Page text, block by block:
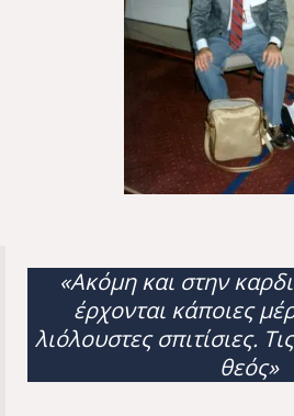
«Ακόμη και στην
έρχονται κάποιες
λιόλουστες σπιτίσιες.
θεός»